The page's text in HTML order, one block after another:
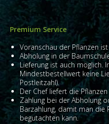
Premium Service
Voranschau der Pflanzen
Abholung in der
Lieferung ist auch möglich.
Mindestbestellwert keine
Postleitzahl).
Der Chef liefert die
Zahlung bei der Abholung
Barzahlung, damit man die
begutachten kann.